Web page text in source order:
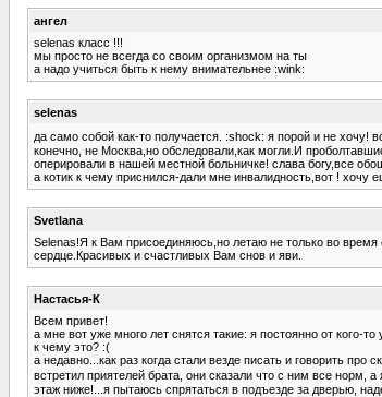
ангел
selenas класс !!!
мы просто не всегда со своим организмом на ты
а надо учиться быть к нему внимательнее :wink:
selenas
да само собой как-то получается. :shock: я порой и не хочу!
конечно, не Москва,но обследовали,как могли.И
оперировали в нашей местной больничке! слава богу,все
а котик к чему приснился-дали мне инвалидность,вот ! хочу
Svetlana
Selenas!Я к Вам присоединяюсь,но летаю не только во
сердце.Красивых и счастливых Вам снов и яви.
Настасья-К
Всем привет!
а мне вот уже много лет снятся такие: я постоянно от кого-
к чему это? :(
а недавно...как раз когда стали везде писать и говорить
встретил приятелей брата, они сказали что с ним все
этаж ниже!...я пытаюсь спрятаться в подъезде за дверью,